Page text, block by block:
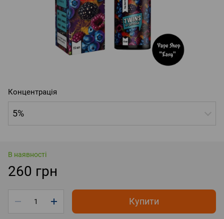
Концентрація
5%
В наявності
260 грн
Купити